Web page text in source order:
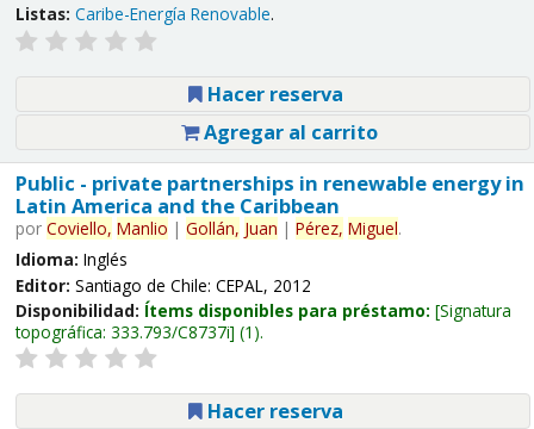
Listas: Caribe-Energía Renovable.
Hacer reserva
Agregar al carrito
Public - private partnerships in renewable energy in
Latin America and the Caribbean
por Coviello, Manlio | Gollán, Juan | Pérez, Miguel.
Idioma: Inglés
Editor: Santiago de Chile: CEPAL, 2012
Disponibilidad: Ítems disponibles para préstamo: Signatura
topográfica: 333.793/C8737i (1).
Hacer reserva